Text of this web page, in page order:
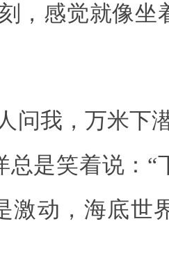
，感觉就像坐
问我，万米下
总是笑着说：“
激动，海底世